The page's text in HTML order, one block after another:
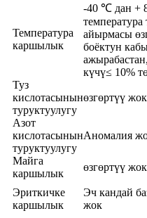
Температура
каршылык
-40 ℃ дан +
температура
айырмасы
боёктун
күчү≤ 10%
Туз
кислотасынын
туруктуулугу
өзгөртүү жок
Азот
кислотасынын
туруктуулугу
Аномалия
Майга
каршылык
өзгөртүү жок
Эриткичке
каршылык
Эч кандай
жок